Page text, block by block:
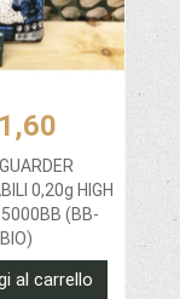
0,20g HIGH
5000BB (BB-
al carrello